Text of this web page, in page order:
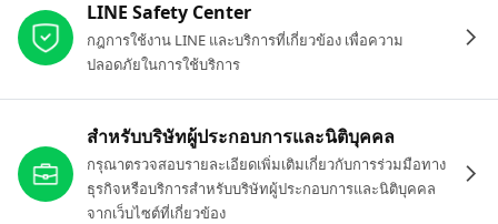
LINE Safety Center
กฎการใช้งาน LINE และบริการที่เกี่ยวข้อง เพื่อความ
ปลอดภัยในการใช้บริการ
สำหรับบริษัทผู้ประกอบการและนิติบุคคล
กรุณาตรวจสอบรายละเอียดเพิ่มเติมเกี่ยวกับการร่วมมือทาง
ธุรกิจหรือบริการสำหรับบริษัทผู้ประกอบการและนิติบุคคล
จากเว็บไซต์ที่เกี่ยวข้อง